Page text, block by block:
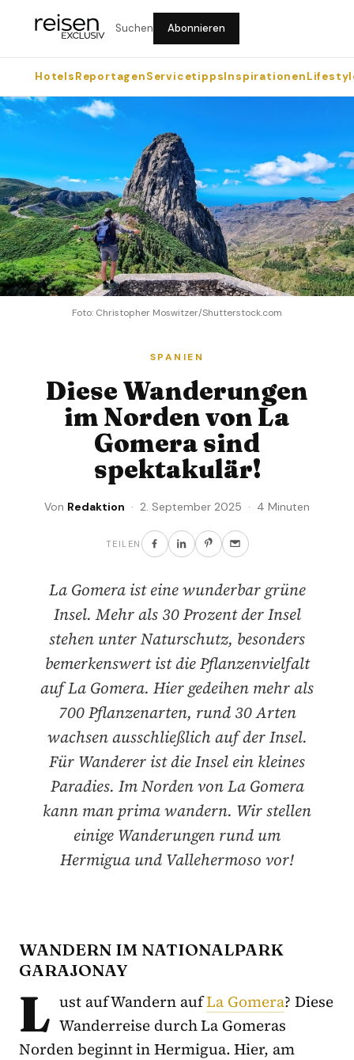
Suchen Abonnieren
HotelsReportagenServicetippsInspirationen
Foto: Christopher Moswitzer/Shutterstock.com
SPANIEN
Diese Wanderungen
im Norden von La
Gomera sind
spektakulär!
Von Redaktion · 2. September 2025 · 4 Minuten
TEILEN
La Gomera ist eine wunderbar grüne
Insel. Mehr als 30 Prozent der Insel
stehen unter Naturschutz, besonders
bemerkenswert ist die Pflanzenvielfalt
auf La Gomera. Hier gedeihen mehr als
700 Pflanzenarten, rund 30 Arten
wachsen ausschließlich auf der Insel.
Für Wanderer ist die Insel ein kleines
Paradies. Im Norden von La Gomera
kann man prima wandern. Wir stellen
einige Wanderungen rund um
Hermigua und Vallehermoso vor!
WANDERN IM NATIONALPARK
GARAJONAY
L ust auf Wandern aufLa Gomera? Diese
Wanderreise durch La Gomeras
Norden beginnt in Hermigua. Hier, am